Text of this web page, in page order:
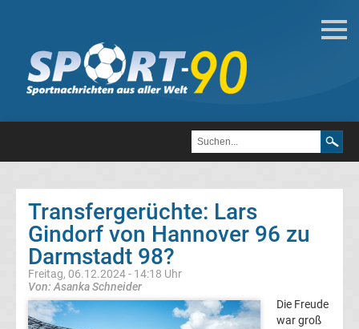
Deutsche
Transfergerüchte
FC
Heidenheim
1846
Transfergerüchte
Transfergerüchte: Lars
Gindorf von Hannover 96 zu
Darmstadt 98?
Freitag, 06.12.2024 - 14:18 Uhr
Von: Asanka Schneider
Die Freude
war groß